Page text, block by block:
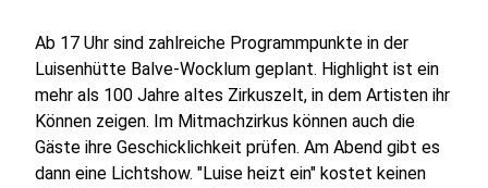
Ab 17 Uhr sind zahlreiche Programmpunkte in der
Luisenhütte Balve-Wocklum geplant. Highlight ist ein
mehr als 100 Jahre altes Zirkuszelt, in dem Artisten ihr
Können zeigen. Im Mitmachzirkus können auch die
Gäste ihre Geschicklichkeit prüfen. Am Abend gibt es
dann eine Lichtshow. "Luise heizt ein" kostet keinen